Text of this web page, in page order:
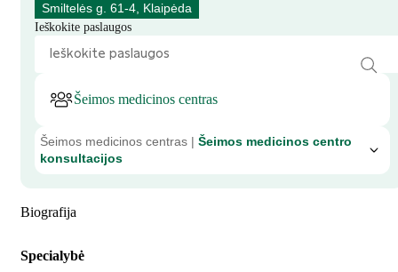
Smiltelės g. 61-4, Klaipėda
Ieškokite paslaugos
Šeimos medicinos centras
Šeimos medicinos centras | Šeimos medicinos centro
konsultacijos
Biografija
Specialybė